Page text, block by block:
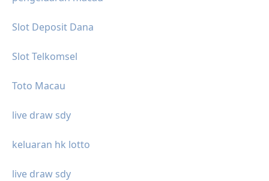
Slot Deposit Dana
Slot Telkomsel
Toto Macau
live draw sdy
keluaran hk lotto
live draw sdy